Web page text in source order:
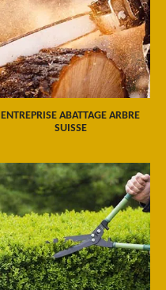
ENTREPRISE ABATTAGE ARBRE
SUISSE